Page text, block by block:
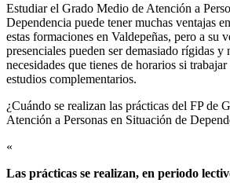
Estudiar el Grado Medio de Atención a
Dependencia puede tener muchas ventajas
estas formaciones en Valdepeñas, pero a su
presenciales pueden ser demasiado rígidas y
necesidades que tienes de horarios si
estudios complementarios.
¿Cuándo se realizan las prácticas del FP de
Atención a Personas en Situación de
«
Las prácticas se realizan, en periodo